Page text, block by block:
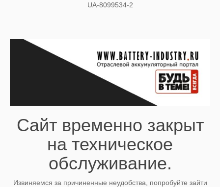
UA-8099534-2
Сайт временно закрыт
на техническое
обслуживание.
Извиняемся за причиненные неудобства, попробуйте зайти